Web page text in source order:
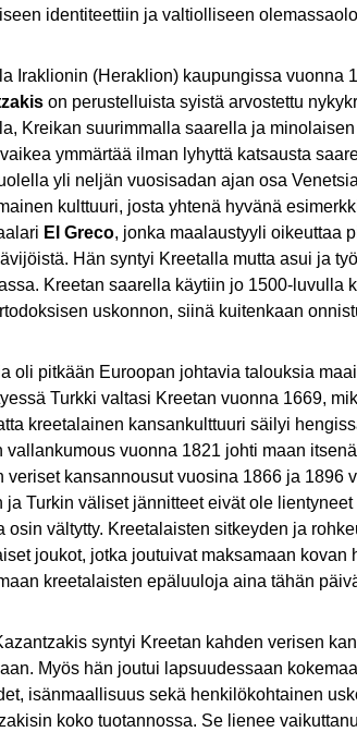
identiteettiin ja valtiolliseen
Iraklionin (Heraklion) kaupungissa vuonna
on perustelluista syistä arvostettu
Kreikan suurimmalla saarella ja
ymmärtää ilman lyhyttä katsausta
yli neljän vuosisadan ajan osa
kulttuuri, josta yhtenä hyvänä
El Greco, jonka maalaustyyli oikeuttaa
Hän syntyi Kreetalla mutta asui ja
Kreetan saarella käytiin jo 1500-luvulla
uskonnon, siinä kuitenkaan
oli pitkään Euroopan johtavia talouksia
Turkki valtasi Kreetan vuonna 1669,
kreetalainen kansankulttuuri säilyi
vallankumous vuonna 1821 johti maan
veriset kansannousut vuosina 1866 ja
ja Turkin väliset jännitteet eivät ole
osin vältytty. Kreetalaisten sitkeyden ja
joukot, jotka joutuivat maksamaan
kreetalaisten epäluuloja aina tähän
syntyi Kreetan kahden verisen
Myös hän joutui lapsuudessaan
isänmaallisuus sekä henkilökohtainen
koko tuotannossa. Se lienee